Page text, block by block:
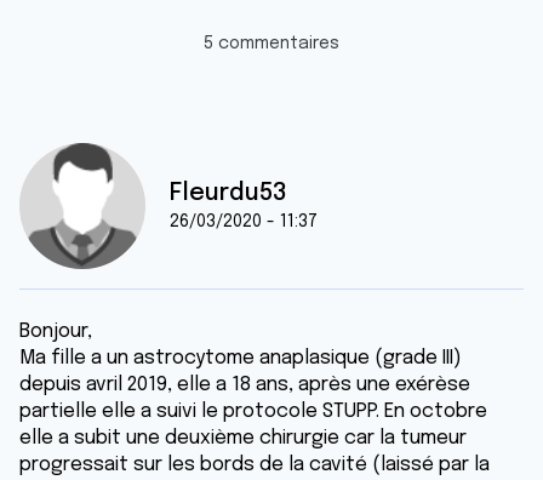
5 commentaires
Fleurdu53
26/03/2020 - 11:37
Bonjour,
Ma fille a un astrocytome anaplasique (grade III)
depuis avril 2019, elle a 18 ans, après une exérèse
partielle elle a suivi le protocole STUPP. En octobre
elle a subit une deuxième chirurgie car la tumeur
progressait sur les bords de la cavité (laissé par la